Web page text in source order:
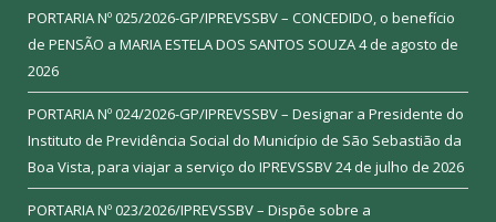
PORTARIA Nº 025/2026-GP/IPREVSSBV – CONCEDIDO, o benefício
de PENSÃO a MARIA ESTELA DOS SANTOS SOUZA4 de agosto de
2026
PORTARIA Nº 024/2026-GP/IPREVSSBV – Designar a Presidente do
Instituto de Previdência Social do Município de São Sebastião da
Boa Vista, para viajar a serviço do IPREVSSBV24 de julho de 2026
PORTARIA Nº 023/2026/IPREVSSBV – Dispõe sobre a